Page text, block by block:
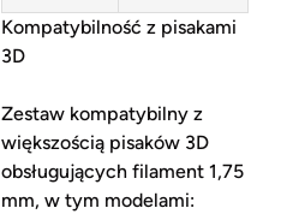
Kompatybilność z pisakami
3D
Zestaw kompatybilny z
większością pisaków 3D
obsługujących filament 1,75
mm, w tym modelami: